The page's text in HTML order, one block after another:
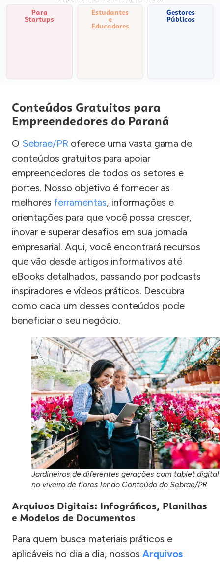
Para
Startups
Estudantes
e
Educadores
Gestores
Públicos
Conteúdos Gratuitos para
Empreendedores do Paraná
O Sebrae/PR oferece uma vasta gama de
conteúdos gratuitos para apoiar
empreendedores de todos os setores e
portes. Nosso objetivo é fornecer as
melhores ferramentas, informações e
orientações para que você possa crescer,
inovar e superar desafios em sua jornada
empresarial. Aqui, você encontrará recursos
que vão desde artigos informativos até
eBooks detalhados, passando por podcasts
inspiradores e vídeos práticos. Descubra
como cada um desses conteúdos pode
beneficiar o seu negócio.
Jardineiros de diferentes gerações com tablet digital
no viveiro de flores lendo Conteúdo do Sebrae/PR.
Arquivos Digitais: Infográficos, Planilhas
e Modelos de Documentos
Para quem busca materiais práticos e
aplicáveis no dia a dia, nossos Arquivos